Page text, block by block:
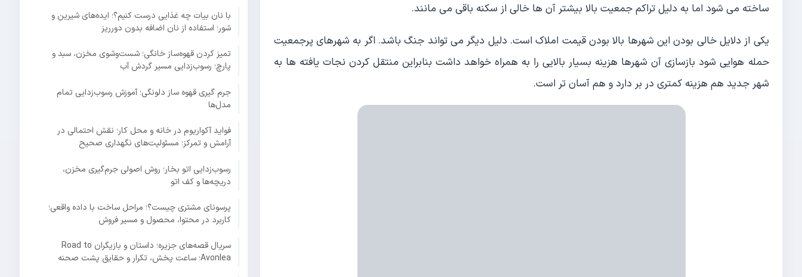
ساخته می شود اما به دلیل تراکم جمعیت بالا بیشتر آن ها خالی از سکنه باقی می مانند.
یکی از دلایل خالی بودن این شهرها بالا بودن قیمت املاک است. دلیل دیگر می تواند جنگ باشد. اگر به شهرهای پرجمعیت
حمله هوایی شود بازسازی آن شهرها هزینه بسیار بالایی را به همراه خواهد داشت بنابراین منتقل کردن نجات یافته ها به
شهر جدید هم هزینه کمتری در بر دارد و هم آسان تر است.
با نان بیات چه غذایی درست کنیم؟؛ ایده‌های شیرین و
شور؛ استفاده از نان اضافه بدون دورریز
تمیز کردن قهوه‌ساز خانگی؛ شست‌وشوی مخزن، سبد و
پارچ؛ رسوب‌زدایی مسیر گردش آب
جرم گیری قهوه ساز دلونگی؛ آموزش رسوب‌زدایی تمام
مدل‌ها
فواید آکواریوم در خانه و محل کار؛ نقش احتمالی در
آرامش و تمرکز؛ مسئولیت‌های نگهداری صحیح
رسوب‌زدایی اتو بخار؛ روش اصولی جرم‌گیری مخزن،
دریچه‌ها و کف اتو
پرسونای مشتری چیست؟؛ مراحل ساخت با داده واقعی؛
کاربرد در محتوا، محصول و مسیر فروش
سریال قصه‌های جزیره؛ داستان و بازیگران Road to
Avonlea؛ ساعت پخش، تکرار و حقایق پشت صحنه